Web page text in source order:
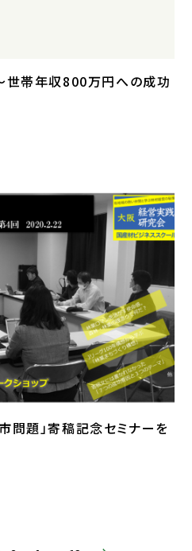
帯年収800万円への成功
問題」寄稿記念セミナーを